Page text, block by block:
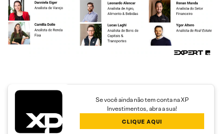
Se você ainda não tem conta na XP
Investimentos, abra a sua!
CLIQUE AQUI